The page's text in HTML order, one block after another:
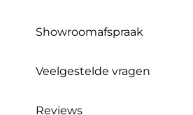
Showroomafspraak
Veelgestelde vragen
Reviews